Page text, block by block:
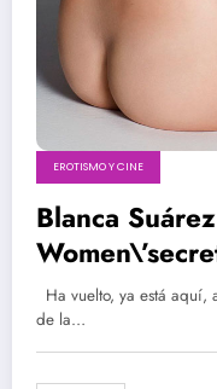
EROTISMO Y CINE
Blanca
| Boat Movie
Ha vuelto, ya está aquí,
de la…